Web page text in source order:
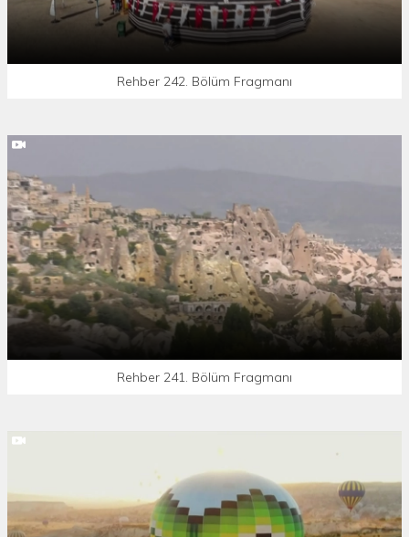
Rehber 242. Bölüm Fragmanı
Rehber 241. Bölüm Fragmanı